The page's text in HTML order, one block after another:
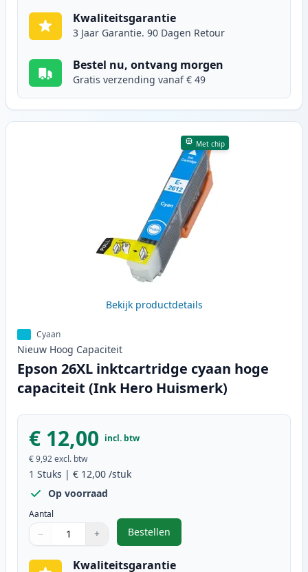
Kwaliteitsgarantie
3 Jaar Garantie. 90 Dagen Retour
Bestel nu, ontvang morgen
Gratis verzending vanaf € 49
Met chip
Bekijk productdetails
Cyaan
Nieuw Hoog Capaciteit
Epson 26XL inktcartridge cyaan hoge
capaciteit (Ink Hero Huismerk)
€ 12,00 incl. btw
€ 9,92excl. btw
1 Stuks | € 12,00 /stuk
Op voorraad
Aantal
Gebruik de knoppen om aan te passen
− +
1
Bestellen
,Epson 26XL inktcartridge cyaan
Kwaliteitsgarantie